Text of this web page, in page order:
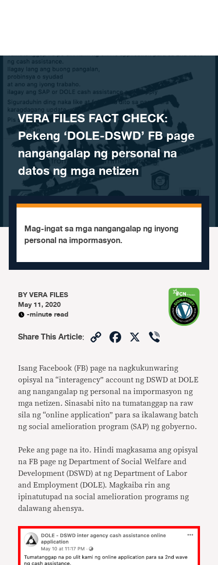
VERA FILES FACT CHECK:
Pekeng ‘DOLE-DSWD’ FB page
nangangalap ng personal na
datos ng mga netizen
Mag-ingat sa mga nangangalap ng inyong
personal na impormasyon.
BYVERA FILES
May 11, 2020
-minute read
Share This Article: CopyFacebook
X
Isang Facebook (FB) page na nagkukunwaring
opisyal na “interagency” account ng DSWD at DOLE
ang nangangalap ng personal na impormasyon ng
mga netizen. Sinasabi nito na tumatanggap na raw
sila ng “online application” para sa ikalawang batch
ng social amelioration program (SAP) ng gobyerno.
Peke ang page na ito. Hindi magkasama ang opisyal
na FB page ng Department of Social Welfare and
Development (DSWD) at ng Department of Labor
and Employment (DOLE). Magkaiba rin ang
ipinatutupad na social amelioration programs ng
dalawang ahensya.